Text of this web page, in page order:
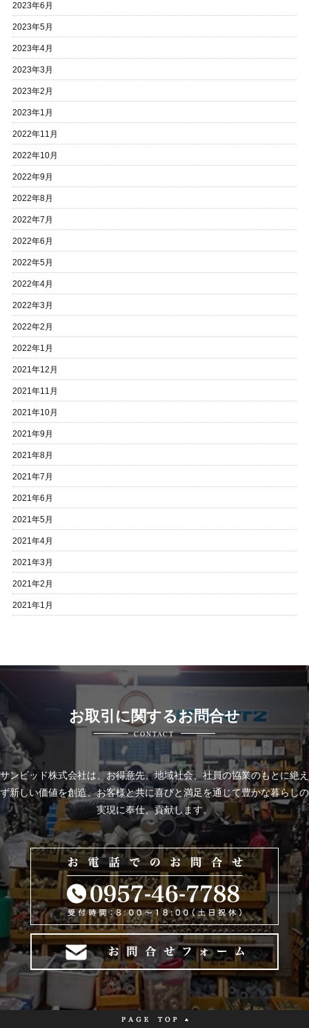
2023年6月
2023年5月
2023年4月
2023年3月
2023年2月
2023年1月
2022年11月
2022年10月
2022年9月
2022年8月
2022年7月
2022年6月
2022年5月
2022年4月
2022年3月
2022年2月
2022年1月
2021年12月
2021年11月
2021年10月
2021年9月
2021年8月
2021年7月
2021年6月
2021年5月
2021年4月
2021年3月
2021年2月
2021年1月
お取引に関するお問合せ
CONTACT
サンビッド株式会社は、お得意先、地域社会、社員の協業のもとに絶え
ず新しい価値を創造、お客様と共に喜びと満足を通じて豊かな暮らしの
実現に奉仕、貢献します。